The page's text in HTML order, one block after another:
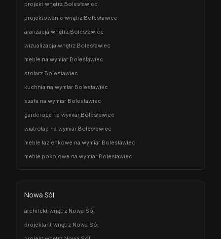
projekt wnętrz Bolesławiec
projektowanie wnętrz Bolesławiec
aranżacja wnętrz Bolesławiec
wizualizacja wnętrz Bolesławiec
meble na wymiar Bolesławiec
stolarz Bolesławiec
kuchnia na wymiar Bolesławiec
szafa na wymiar Bolesławiec
garderoba na wymiar Bolesławiec
wiatrołap na wymiar Bolesławiec
meble łazienkowe na wymiar Bolesławiec
meble pokojowe na wymiar Bolesławiec
Nowa Sól
architekt wnętrz Nowa Sól
projektant wnętrz Nowa Sól